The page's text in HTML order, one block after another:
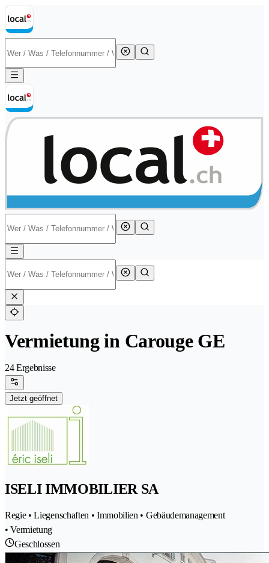
Vermietung in Carouge GE
24 Ergebnisse
Jetzt geöffnet
ISELI IMMOBILIER SA
Regie • Liegenschaften • Immobilien • Gebäudemanagement
• Vermietung
Geschlossen